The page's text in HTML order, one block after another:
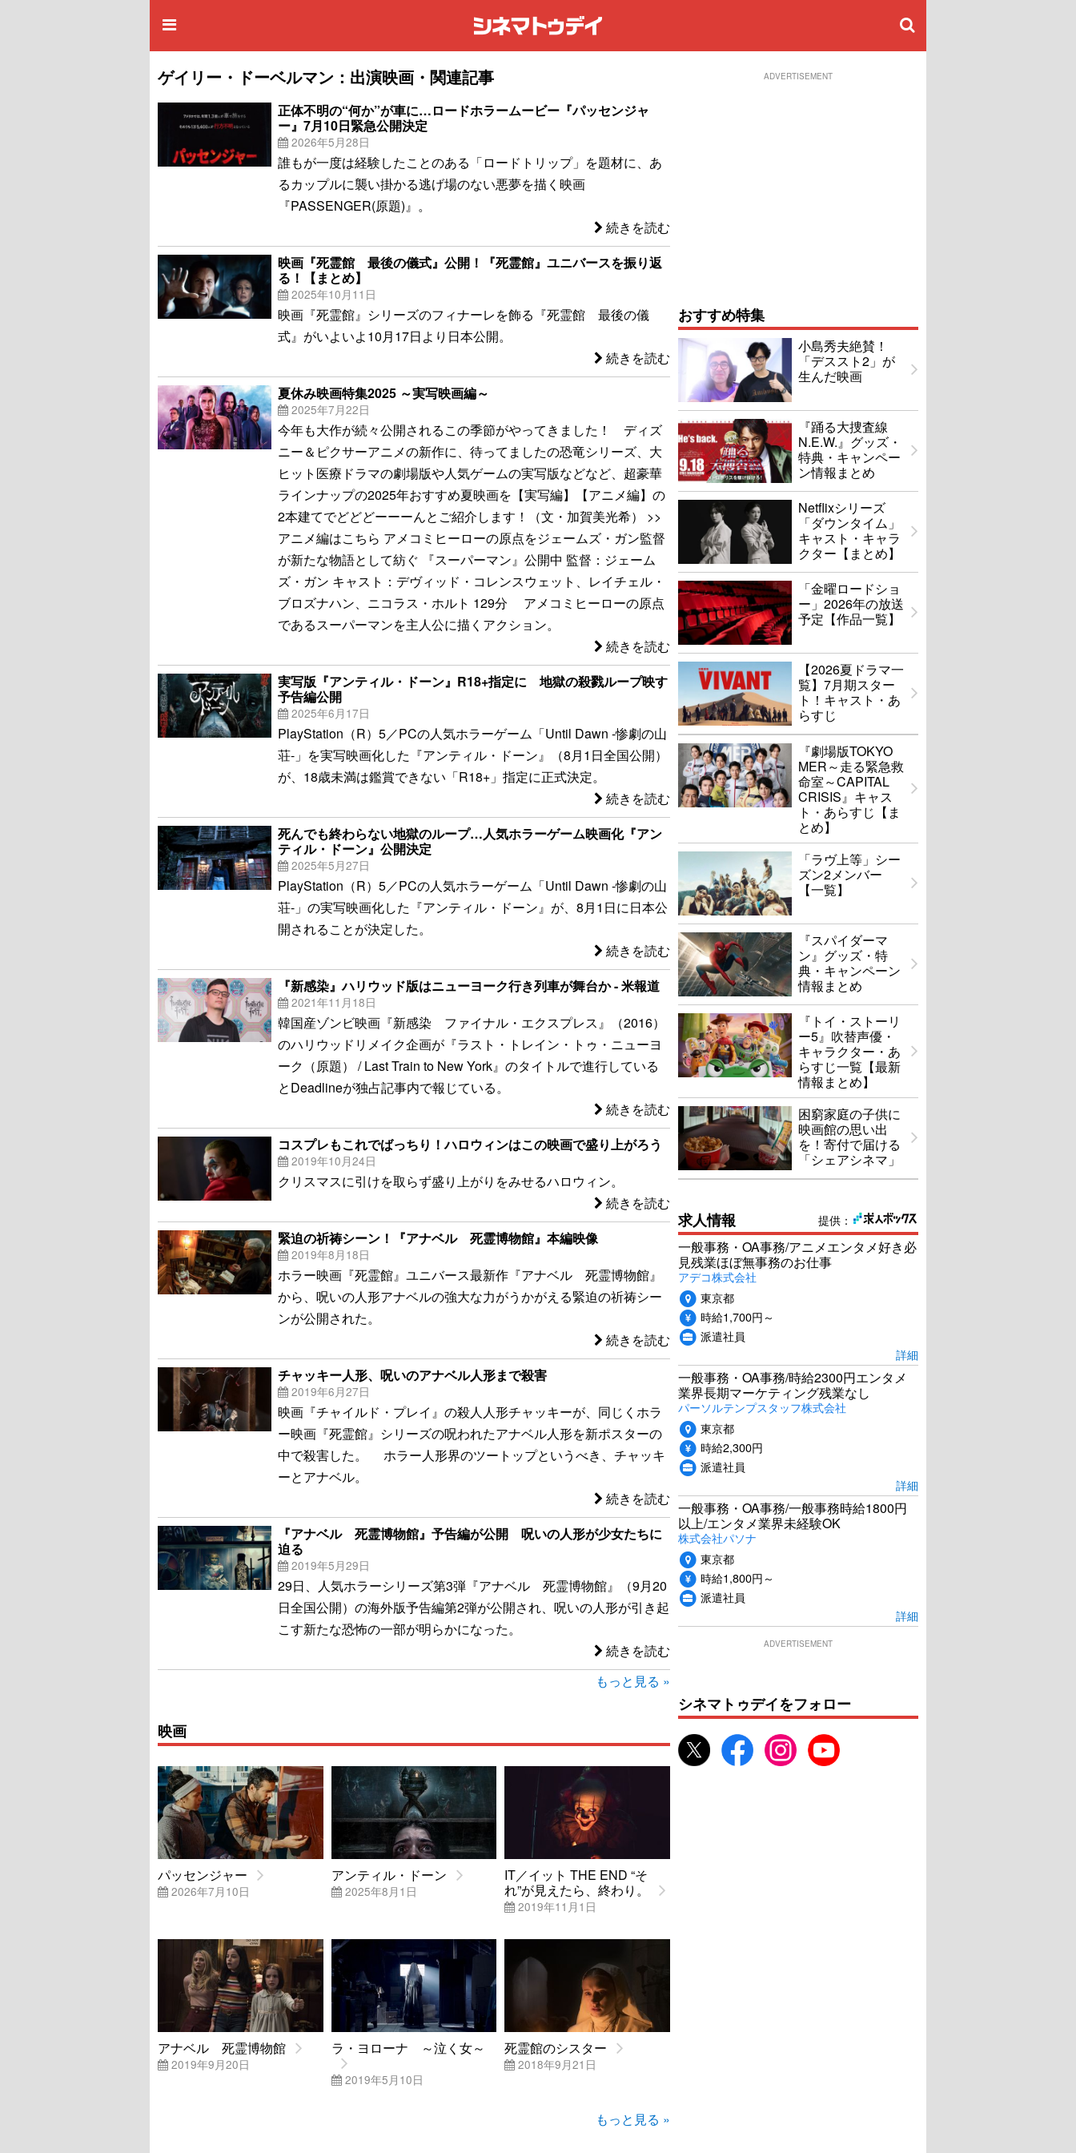
ゲイリー・ドーベルマン：出演映画・関連記事
正体不明の“何か”が車に…ロードホラームービー『パッセンジャ
ー』7月10日緊急公開決定
2026年5月28日
誰もが一度は経験したことのある「ロードトリップ」を題材に、あ
るカップルに襲い掛かる逃げ場のない悪夢を描く映画
『PASSENGER(原題)』。
続きを読む
映画『死霊館 最後の儀式』公開！『死霊館』ユニバースを振り返
る！【まとめ】
2025年10月11日
映画『死霊館』シリーズのフィナーレを飾る『死霊館 最後の儀
式』がいよいよ10月17日より日本公開。
続きを読む
夏休み映画特集2025 ～実写映画編～
2025年7月22日
今年も大作が続々公開されるこの季節がやってきました！ ディズ
ニー＆ピクサーアニメの新作に、待ってましたの恐竜シリーズ、大
ヒット医療ドラマの劇場版や人気ゲームの実写版などなど、超豪華
ラインナップの2025年おすすめ夏映画を【実写編】【アニメ編】の
2本建てでどどどーーーんとご紹介します！（文・加賀美光希） >>
アニメ編はこちら アメコミヒーローの原点をジェームズ・ガン監督
が新たな物語として紡ぐ 『スーパーマン』公開中 監督：ジェーム
ズ・ガン キャスト：デヴィッド・コレンスウェット、レイチェル・
ブロズナハン、ニコラス・ホルト 129分 アメコミヒーローの原点
であるスーパーマンを主人公に描くアクション。
続きを読む
実写版『アンティル・ドーン』R18+指定に 地獄の殺戮ループ映す
予告編公開
2025年6月17日
PlayStation（R）5／PCの人気ホラーゲーム「Until Dawn -惨劇の山
荘-」を実写映画化した『アンティル・ドーン』（8月1日全国公開）
が、18歳未満は鑑賞できない「R18+」指定に正式決定。
続きを読む
死んでも終わらない地獄のループ…人気ホラーゲーム映画化『アン
ティル・ドーン』公開決定
2025年5月27日
PlayStation（R）5／PCの人気ホラーゲーム「Until Dawn -惨劇の山
荘-」の実写映画化した『アンティル・ドーン』が、8月1日に日本公
開されることが決定した。
続きを読む
『新感染』ハリウッド版はニューヨーク行き列車が舞台か - 米報道
2021年11月18日
韓国産ゾンビ映画『新感染 ファイナル・エクスプレス』（2016）
のハリウッドリメイク企画が『ラスト・トレイン・トゥ・ニューヨ
ーク（原題） / Last Train to New York』のタイトルで進行している
とDeadlineが独占記事内で報じている。
続きを読む
コスプレもこれでばっちり！ハロウィンはこの映画で盛り上がろう
2019年10月24日
クリスマスに引けを取らず盛り上がりをみせるハロウィン。
続きを読む
緊迫の祈祷シーン！『アナベル 死霊博物館』本編映像
2019年8月18日
ホラー映画『死霊館』ユニバース最新作『アナベル 死霊博物館』
から、呪いの人形アナベルの強大な力がうかがえる緊迫の祈祷シー
ンが公開された。
続きを読む
チャッキー人形、呪いのアナベル人形まで殺害
2019年6月27日
映画『チャイルド・プレイ』の殺人人形チャッキーが、同じくホラ
ー映画『死霊館』シリーズの呪われたアナベル人形を新ポスターの
中で殺害した。 ホラー人形界のツートップというべき、チャッキ
ーとアナベル。
続きを読む
『アナベル 死霊博物館』予告編が公開 呪いの人形が少女たちに
迫る
2019年5月29日
29日、人気ホラーシリーズ第3弾『アナベル 死霊博物館』（9月20
日全国公開）の海外版予告編第2弾が公開され、呪いの人形が引き起
こす新たな恐怖の一部が明らかになった。
続きを読む
もっと見る »
映画
パッセンジャー
2026年7月10日
アンティル・ドーン
2025年8月1日
IT／イット THE END “そ
れ”が見えたら、終わり。
2019年11月1日
アナベル 死霊博物館
2019年9月20日
ラ・ヨローナ ～泣く女～
2019年5月10日
死霊館のシスター
2018年9月21日
もっと見る »
ADVERTISEMENT
おすすめ特集
小島秀夫絶賛！
「デススト2」が
生んだ映画
『踊る大捜査線
N.E.W.』グッズ・
特典・キャンペー
ン情報まとめ
Netflixシリーズ
「ダウンタイム」
キャスト・キャラ
クター【まとめ】
「金曜ロードショ
ー」2026年の放送
予定【作品一覧】
【2026夏ドラマ一
覧】7月期スター
ト！キャスト・あ
らすじ
『劇場版TOKYO
MER～走る緊急救
命室～CAPITAL
CRISIS』キャス
ト・あらすじ【ま
とめ】
「ラヴ上等」シー
ズン2メンバー
【一覧】
『スパイダーマ
ン』グッズ・特
典・キャンペーン
情報まとめ
『トイ・ストーリ
ー5』吹替声優・
キャラクター・あ
らすじ一覧【最新
情報まとめ】
困窮家庭の子供に
映画館の思い出
を！寄付で届ける
「シェアシネマ」
提供：
求人情報
一般事務・OA事務/アニメエンタメ好き必
見残業ほぼ無事務のお仕事
アデコ株式会社
東京都
時給1,700円～
派遣社員
詳細
一般事務・OA事務/時給2300円エンタメ
業界長期マーケティング残業なし
パーソルテンプスタッフ株式会社
東京都
時給2,300円
派遣社員
詳細
一般事務・OA事務/一般事務時給1800円
以上/エンタメ業界未経験OK
株式会社パソナ
東京都
時給1,800円～
派遣社員
詳細
ADVERTISEMENT
シネマトゥデイをフォロー